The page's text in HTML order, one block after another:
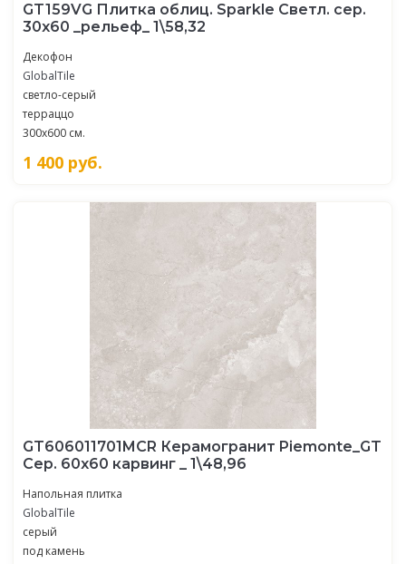
GT159VG Плитка облиц. Sparkle Светл. сер.
30x60 _рельеф_ 1\58,32
Декофон
GlobalTile
светло-серый
терраццо
300x600 см.
1 400 руб.
GT606011701MCR Керамогранит Piemonte_GT
Сер. 60x60 карвинг _ 1\48,96
Напольная плитка
GlobalTile
серый
под камень